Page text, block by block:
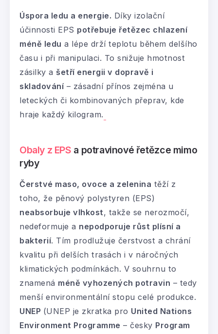
Úspora ledu a energie. Díky izolační
účinnosti EPS potřebuje řetězec chlazení
méně ledu a lépe drží teplotu během delšího
času i při manipulaci. To snižuje hmotnost
zásilky a šetří energii v dopravě i
skladování – zásadní přínos zejména u
leteckých či kombinovaných přeprav, kde
hraje každý kilogram.
Obaly z EPS a potravinové řetězce mimo
ryby
Čerstvé maso, ovoce a zelenina těží z
toho, že pěnový polystyren (EPS)
neabsorbuje vlhkost, takže se nerozmočí,
nedeformuje a nepodporuje růst plísní a
bakterií. Tím prodlužuje čerstvost a chrání
kvalitu při delších trasách i v náročných
klimatických podmínkách. V souhrnu to
znamená méně vyhozených potravin – tedy
menší environmentální stopu celé produkce.
UNEP (UNEP je zkratka pro United Nations
Environment Programme – česky Program